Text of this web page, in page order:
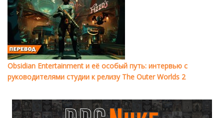
Obsidian Entertainment и её особый путь: интервью с
руководителями студии к релизу The Outer Worlds 2